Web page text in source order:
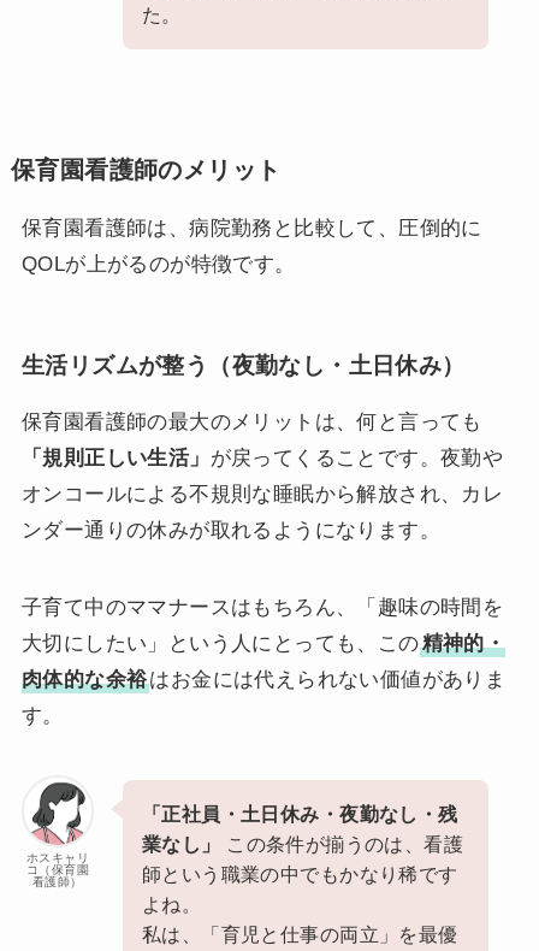
た。
保育園看護師のメリット
保育園看護師は、病院勤務と比較して、圧倒的に
QOLが上がるのが特徴です。
生活リズムが整う（夜勤なし・土日休み）
保育園看護師の最大のメリットは、何と言っても
「規則正しい生活」 が戻ってくることです。夜勤や
オンコールによる不規則な睡眠から解放され、カレ
ンダー通りの休みが取れるようになります。
子育て中のママナースはもちろん、「趣味の時間を
大切にしたい」という人にとっても、この精神的・
肉体的な余裕はお金には代えられない価値がありま
す。
ホスキャリ
コ（保育園
看護師）
「正社員・土日休み・夜勤なし・残
業なし」
この条件が揃うのは、看護
師という職業の中でもかなり稀です
よね。
私は、「育児と仕事の両立」を最優